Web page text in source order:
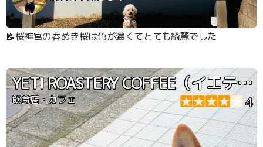
📝桜神宮の春めき桜は色が濃くてとても綺麗でした
YETI ROASTERY COFFEE（イエティロースタリーコーヒー）
飲食店・カフェ 4